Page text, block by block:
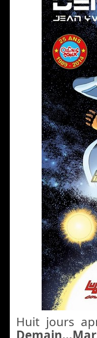
Huit jours